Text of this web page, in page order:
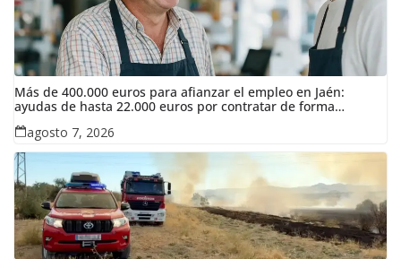
Más de 400.000 euros para afianzar el empleo en Jaén:
ayudas de hasta 22.000 euros por contratar de forma
indefinida
agosto 7, 2026